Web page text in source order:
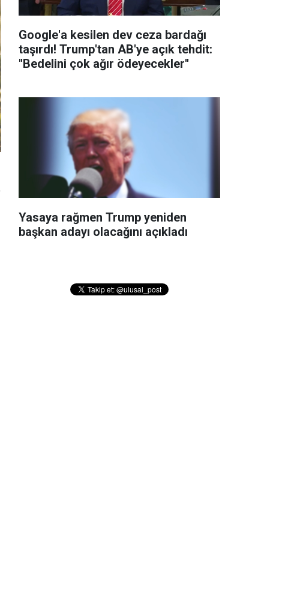
Google'a kesilen dev ceza bardağı
taşırdı! Trump'tan AB'ye açık tehdit:
''Bedelini çok ağır ödeyecekler''
Yasaya rağmen Trump yeniden
başkan adayı olacağını açıkladı